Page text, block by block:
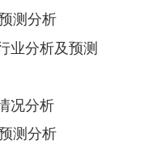
测分析
业分析及预测
况分析
测分析